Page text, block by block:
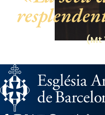
Photo
View on Facebook · Share
(Mt